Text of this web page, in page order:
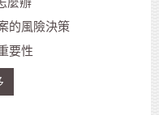
的風險決策
要性